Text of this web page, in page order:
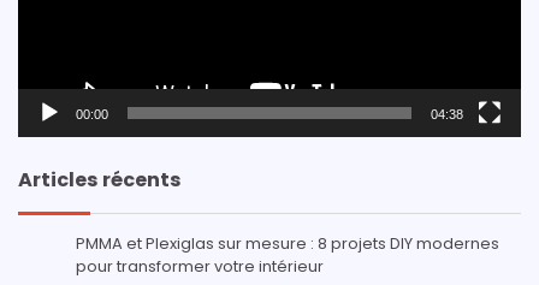
00:00 04:38
Articles récents
PMMA et Plexiglas sur mesure : 8 projets DIY modernes
pour transformer votre intérieur